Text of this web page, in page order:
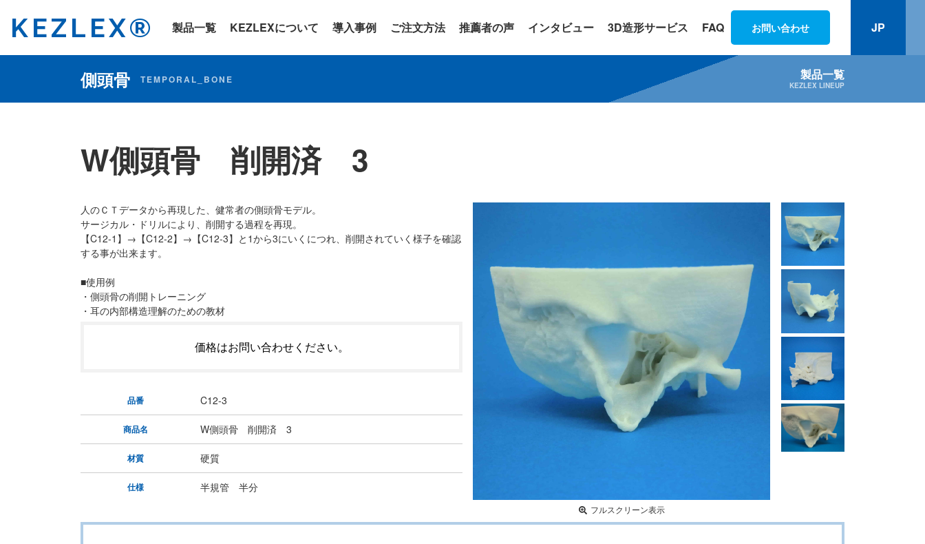
KEZLEX® 製品一覧 KEZLEXについて 導入事例 ご注文方法 推薦者の声 インタビュー 3D造形サービス FAQ お問い合わせ JP
側頭骨 TEMPORAL_BONE 製品一覧
KEZLEX LINEUP
W側頭骨 削開済 3
フルスクリーン表示
人のＣＴデータから再現した、健常者の側頭骨モデル。
サージカル・ドリルにより、削開する過程を再現。
【C12-1】→【C12-2】→【C12-3】と1から3にいくにつれ、削開されていく様子を確認
する事が出来ます。
■使用例
・側頭骨の削開トレーニング
・耳の内部構造理解のための教材
価格はお問い合わせください。
品番 C12-3
商品名 W側頭骨 削開済 3
材質 硬質
仕様 半規管 半分